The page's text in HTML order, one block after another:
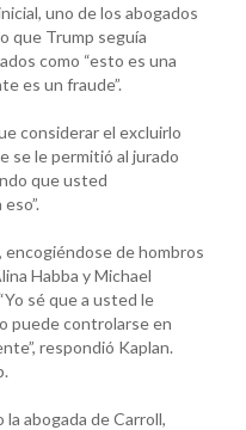
uno de los abogados
que Trump seguía
como “esto es una
es un fraude”.
considerar el excluirlo
se le permitió al jurado
que usted
encogiéndose de hombros
Habba y Michael
sé que a usted le
puede controlarse en
respondió Kaplan.
abogada de Carroll,